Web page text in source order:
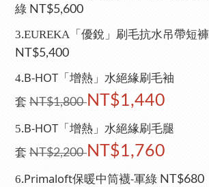
綠 NT$5,600
3.EUREKA「優銳」刷毛抗水吊帶短褲
NT$5,400
4.B-HOT「增熱」水絕緣刷毛袖
套 NT$1,800 NT$1,440
5.B-HOT「增熱」水絕緣刷毛腿
套 NT$2,200 NT$1,760
6.Primaloft保暖中筒襪-軍綠 NT$680